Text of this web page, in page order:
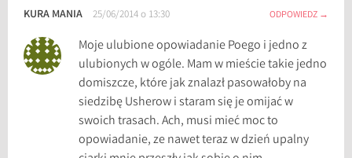
e
,
T
h
e
F
a
KURA MANIA 25/06/2014 o 13:30 ODPOWIEDZ
Moje ulubione opowiadanie Poego i jedno z
ulubionych w ogóle. Mam w mieście takie jedno
domiszcze, które jak znalazł pasowałoby na
siedzibę Usherow i staram się je omijać w
swoich trasach. Ach, musi mieć moc to
opowiadanie, ze nawet teraz w dzień upalny